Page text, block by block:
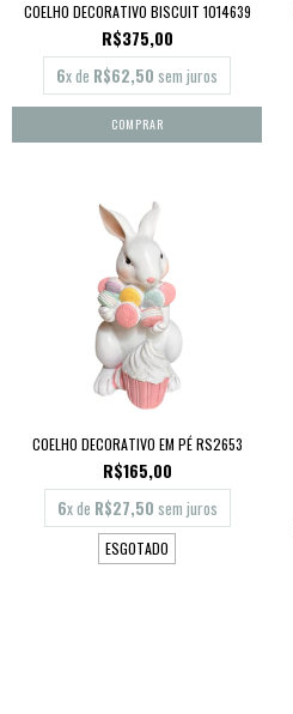
COELHO DECORATIVO BISCUIT 1014639
R$375,00
6x de R$62,50 sem juros
COELHO DECORATIVO EM PÉ RS2653
R$165,00
6x de R$27,50 sem juros
ESGOTADO